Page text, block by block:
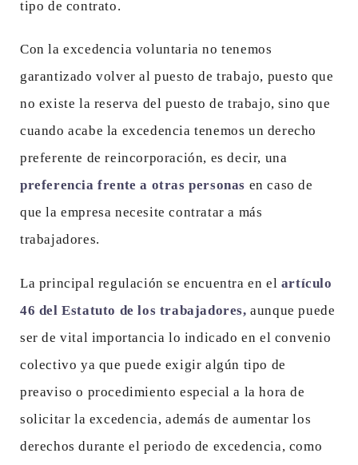
tipo de contrato.
Con la excedencia voluntaria no tenemos
garantizado volver al puesto de trabajo, puesto que
no existe la reserva del puesto de trabajo, sino que
cuando acabe la excedencia tenemos un derecho
preferente de reincorporación, es decir, una
preferencia frente a otras personas en caso de
que la empresa necesite contratar a más
trabajadores.
La principal regulación se encuentra en el artículo
46 del Estatuto de los trabajadores, aunque puede
ser de vital importancia lo indicado en el convenio
colectivo ya que puede exigir algún tipo de
preaviso o procedimiento especial a la hora de
solicitar la excedencia, además de aumentar los
derechos durante el periodo de excedencia, como